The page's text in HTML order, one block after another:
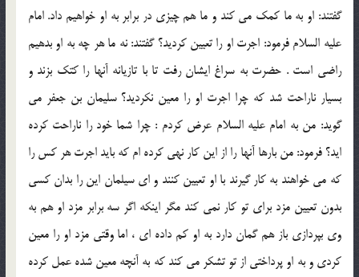
گفتند: او به ما كمك مي كند و ما هم چيزي در برابر به او خواهيم داد. امام
عليه السلام فرمود: اجرت او را تعيين كرديد؟ گفتند: نه ما هر چه به او بدهيم
راضي است . حضرت به سراغ ايشان رفت تا با تازيانه آنها را كتك بزند و
بسيار ناراحت شد كه چرا اجرت او را معين نكرديد؟ سليمان بن جعفر مي
گويد: من به امام عليه السلام عرض كردم : چرا شما خود را ناراحت كرده
ايد؟ فرمود: من بارها آنها را از اين كار نهي كرده ام كه بايد اجرت هر كس را
كه مي خواهند به كار گيرند با او تعيين كنند و اي سيلمان اين را بدان كسي
بدون تعيين مزد براي تو كار نمي كند مگر اينكه اگر سه برابر مزد او هم به
وي بپردازي باز هم گمان دارد به او كم داده اي ، اما وقتي مزد او را معين
كردي و به او پرداختي از تو تشكر مي كند كه به آنچه معين شده عمل كرده